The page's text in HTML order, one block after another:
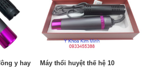
y hay
Máy thổi huyệt thế hệ 10